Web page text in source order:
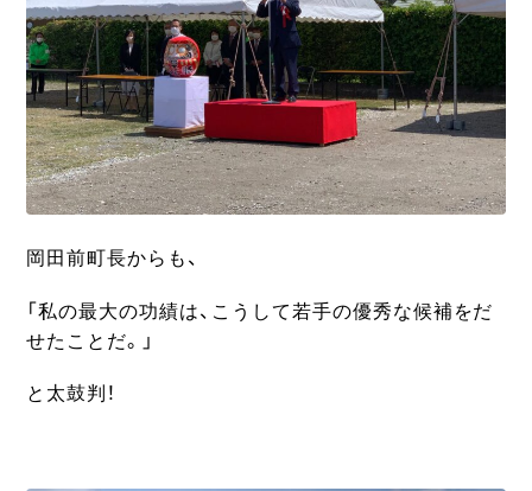
岡田前町長からも、
「私の最大の功績は、こうして若手の優秀な候補をだ
せたことだ。」
と太鼓判！